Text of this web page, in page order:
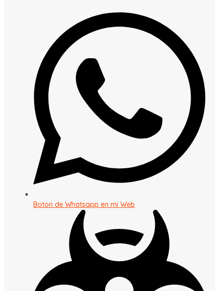
Boton de Whatsapp en mi Web